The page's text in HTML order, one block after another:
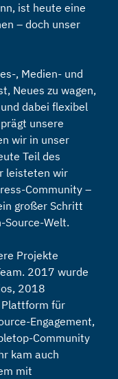
ist heute eine
– doch unser
, Medien- und
Neues zu wagen,
dabei flexibel
unsere
wir in unser
Teil des
leisteten wir
Community –
großer Schritt
Source-Welt.
Projekte
2017 wurde
2018
Plattform für
Engagement,
Community
kam auch
mit